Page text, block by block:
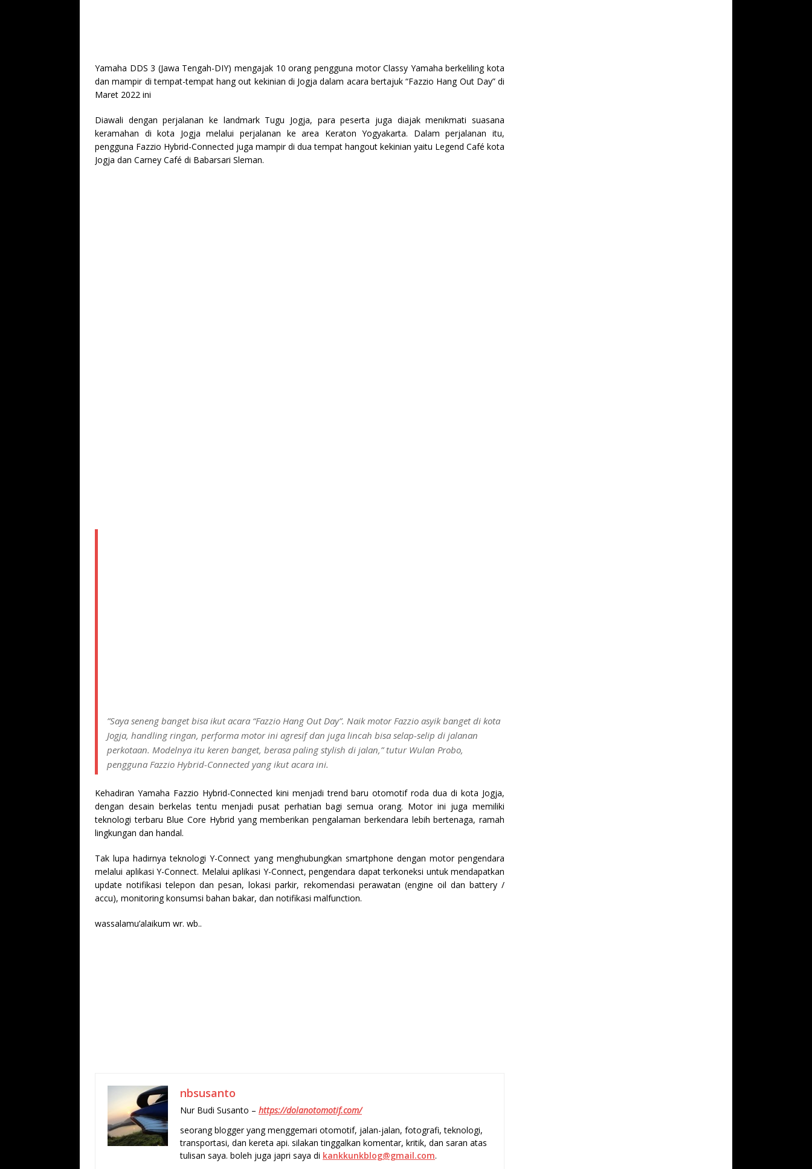
Yamaha DDS 3 (Jawa Tengah-DIY) mengajak 10 orang pengguna motor Classy Yamaha berkeliling kota
dan mampir di tempat-tempat hang out kekinian di Jogja dalam acara bertajuk “Fazzio Hang Out Day” di
Maret 2022 ini
Diawali dengan perjalanan ke landmark Tugu Jogja, para peserta juga diajak menikmati suasana
keramahan di kota Jogja melalui perjalanan ke area Keraton Yogyakarta. Dalam perjalanan itu,
pengguna Fazzio Hybrid-Connected juga mampir di dua tempat hangout kekinian yaitu Legend Café kota
Jogja dan Carney Café di Babarsari Sleman.
”Saya seneng banget bisa ikut acara “Fazzio Hang Out Day”. Naik motor Fazzio asyik banget di kota
Jogja, handling ringan, performa motor ini agresif dan juga lincah bisa selap-selip di jalanan
perkotaan. Modelnya itu keren banget, berasa paling stylish di jalan,” tutur Wulan Probo,
pengguna Fazzio Hybrid-Connected yang ikut acara ini.
Kehadiran Yamaha Fazzio Hybrid-Connected kini menjadi trend baru otomotif roda dua di kota Jogja,
dengan desain berkelas tentu menjadi pusat perhatian bagi semua orang. Motor ini juga memiliki
teknologi terbaru Blue Core Hybrid yang memberikan pengalaman berkendara lebih bertenaga, ramah
lingkungan dan handal.
Tak lupa hadirnya teknologi Y-Connect yang menghubungkan smartphone dengan motor pengendara
melalui aplikasi Y-Connect. Melalui aplikasi Y-Connect, pengendara dapat terkoneksi untuk mendapatkan
update notifikasi telepon dan pesan, lokasi parkir, rekomendasi perawatan (engine oil dan battery /
accu), monitoring konsumsi bahan bakar, dan notifikasi malfunction.
wassalamu’alaikum wr. wb..
nbsusanto
Nur Budi Susanto – https://dolanotomotif.com/
seorang blogger yang menggemari otomotif, jalan-jalan, fotografi, teknologi,
transportasi, dan kereta api. silakan tinggalkan komentar, kritik, dan saran atas
tulisan saya. boleh juga japri saya di kankkunkblog@gmail.com.